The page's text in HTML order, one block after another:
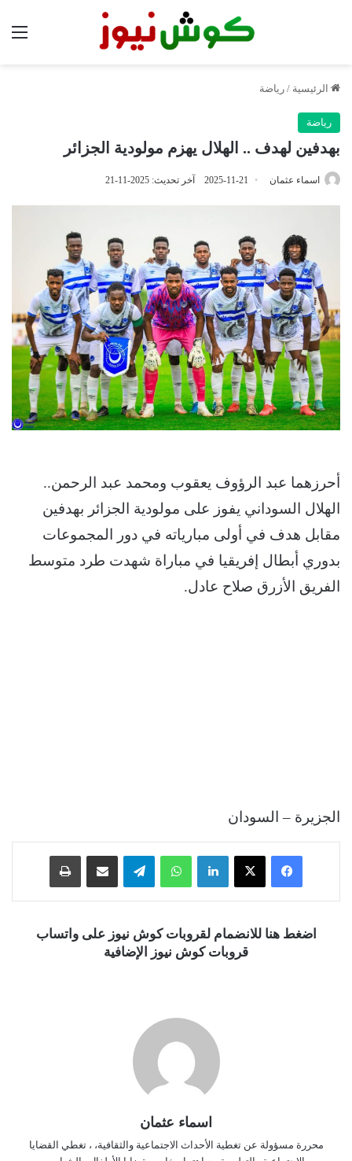
الرئيسية / رياضة
رياضة
بهدفين لهدف .. الهلال يهزم مولودية الجزائر
اسماء عثمان 2025-11-21 آخر تحديث: 2025-11-21
أحرزهما عبد الرؤوف يعقوب ومحمد عبد الرحمن..
الهلال السوداني يفوز على مولودية الجزائر بهدفين
مقابل هدف في أولى مبارياته في دور المجموعات
بدوري أبطال إفريقيا في مباراة شهدت طرد متوسط
الفريق الأزرق صلاح عادل.
الجزيرة – السودان
فيسبوك ‫X لينكدإن واتساب تيلقرام
اضغط هنا للانضمام لقروبات كوش نيوز على واتساب
قروبات كوش نيوز الإضافية
اسماء عثمان
محررة مسؤولة عن تغطية الأحداث الاجتماعية والثقافية، ، تغطي القضايا